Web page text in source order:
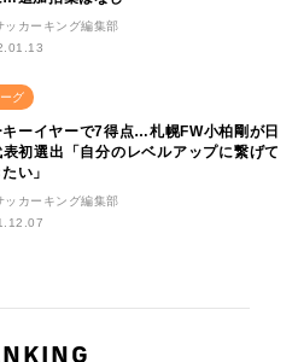
ッカーキング編集部
グ
キーイヤーで7得点…札幌FW小柏剛が日
初選出「自分のレベルアップに繋げて
い」
ッカーキング編集部